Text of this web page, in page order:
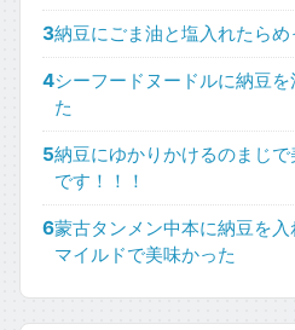
3納豆にごま油と塩入れたらめ
4シーフードヌードルに納豆
た
5納豆にゆかりかけるのまじ
です！！！
6蒙古タンメン中本に納豆を
マイルドで美味かった